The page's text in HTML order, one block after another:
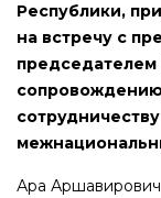
Республики,
на встречу с
Ара